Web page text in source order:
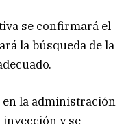
se confirmará el
la búsqueda de la
en la administración
y se